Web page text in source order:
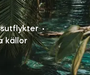
källor